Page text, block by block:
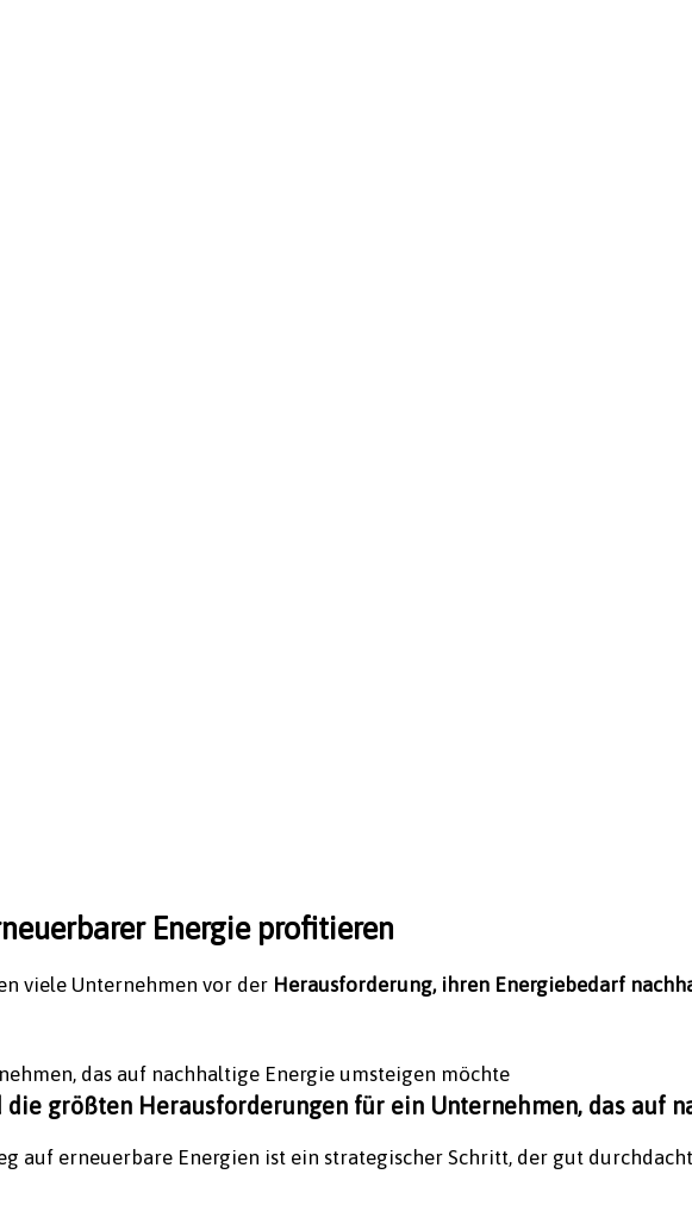
Energie profitieren
viele Unternehmen vor der Herausforderung, ihren Energiebedarf
die größten Herausforderungen für ein Unternehmen, das auf
auf erneuerbare Energien ist ein strategischer Schritt, der gut